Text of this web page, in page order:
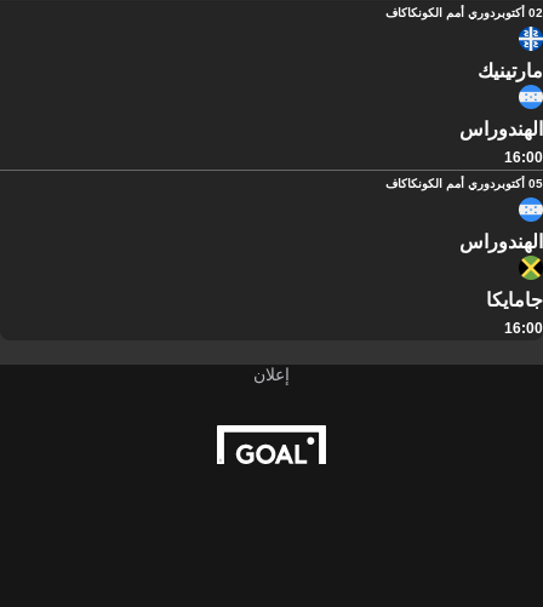
02 أكتوبر دوري أمم الكونكاكاف
مارتينيك
الهندوراس
16:00
05 أكتوبر دوري أمم الكونكاكاف
الهندوراس
جامايكا
16:00